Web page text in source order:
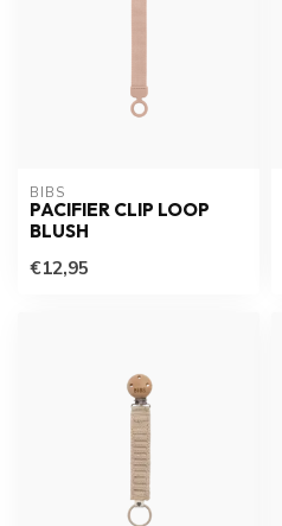
BIBS
PACIFIER CLIP LOOP
BLUSH
€12,95